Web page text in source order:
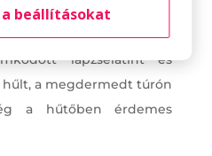
áztatjuk. Málnát felfőzzük
ha szétestek a szemek
lapzselatint és
hűlt, a megdermedt túrón
a hűtőben érdemes
beállításokat